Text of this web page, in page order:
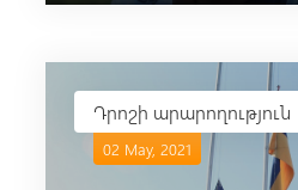
Դրոշի արարողություն
02 May, 2021